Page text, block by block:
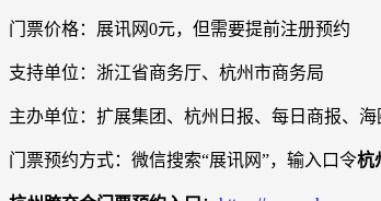
门票价格：展讯网0元，但需要提前注册预约
支持单位：浙江省商务厅、杭州市商务局
主办单位：扩展集团、杭州日报、每日商报、
门票预约方式：微信搜索“展讯网”，输入口令杭